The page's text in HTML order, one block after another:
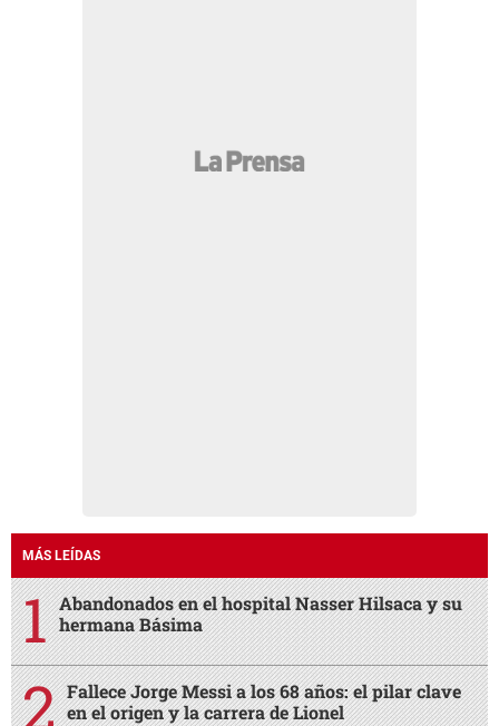
MÁS LEÍDAS
Abandonados en el hospital Nasser Hilsaca y su
hermana Básima
Fallece Jorge Messi a los 68 años: el pilar clave
en el origen y la carrera de Lionel